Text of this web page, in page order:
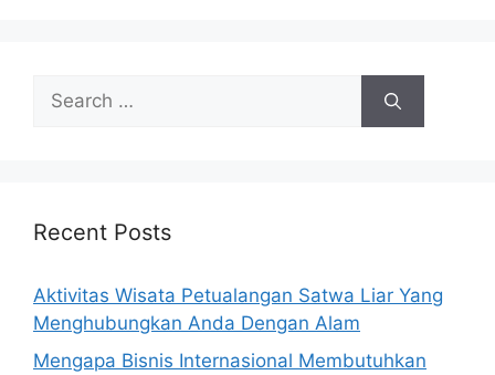
Search
for:
Recent Posts
Aktivitas Wisata Petualangan Satwa Liar Yang
Menghubungkan Anda Dengan Alam
Mengapa Bisnis Internasional Membutuhkan